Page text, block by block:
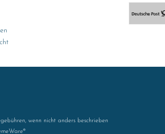
wenn nicht anders beschrieben